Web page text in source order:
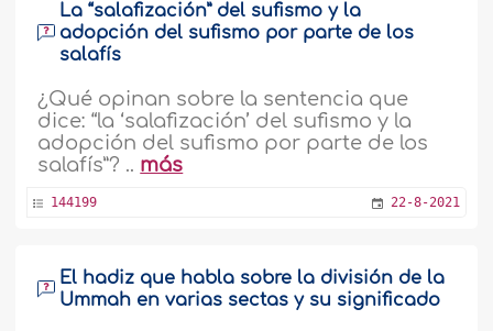
La “salafización” del sufismo y la
adopción del sufismo por parte de los
salafís
¿Qué opinan sobre la sentencia que
dice: “la ‘salafización’ del sufismo y la
adopción del sufismo por parte de los
salafís”? .. más
144199 22-8-2021
El hadiz que habla sobre la división de la
Ummah en varias sectas y su significado